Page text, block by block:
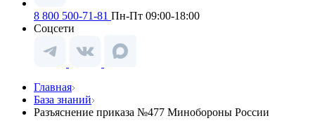
8 800 500-71-81 Пн-Пт 09:00-18:00
Соцсети
Главная
База знаний
Разъяснение приказа №477 Минобороны России